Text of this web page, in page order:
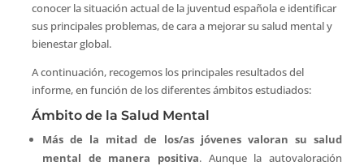
conocer la situación actual de la juventud española e identificar
sus principales problemas, de cara a mejorar su salud mental y
bienestar global.
A continuación, recogemos los principales resultados del
informe, en función de los diferentes ámbitos estudiados:
Ámbito de la Salud Mental
Más de la mitad de los/as jóvenes valoran su salud
mental de manera positiva. Aunque la autovaloración